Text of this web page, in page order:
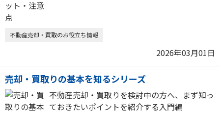
不動産売却・買取のお役立ち情報
2026年03月01日
売却・買取りの基本を知るシリーズ
不動産売却・買取りを検討中の方へ、まず知っ
ておきたいポイントを紹介する入門編